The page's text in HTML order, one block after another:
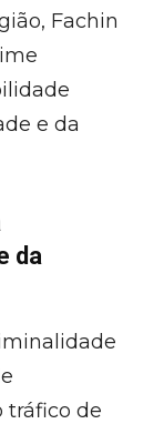
Fachin
e da
da
tráfico de